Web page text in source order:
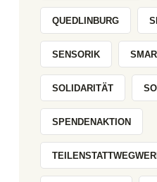
QUEDLINBURG
SENSORIK
SOLIDARITÄT
SPENDENAKTION